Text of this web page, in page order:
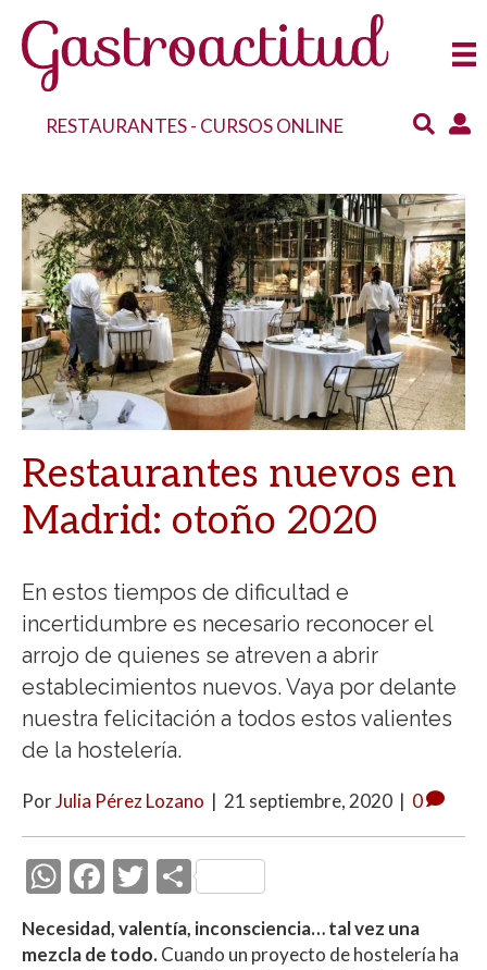
RESTAURANTES- CURSOS ONLINE
Restaurantes nuevos en
Madrid: otoño 2020
En estos tiempos de dificultad e
incertidumbre es necesario reconocer el
arrojo de quienes se atreven a abrir
establecimientos nuevos. Vaya por delante
nuestra felicitación a todos estos valientes
de la hostelería.
PorJulia Pérez Lozano | 21 septiembre, 2020 | 0
W
h
at
F
ac
e
T
itt
C
o
m
Necesidad, valentía, inconsciencia… tal vez una
mezcla de todo.Cuando un proyecto de hostelería ha